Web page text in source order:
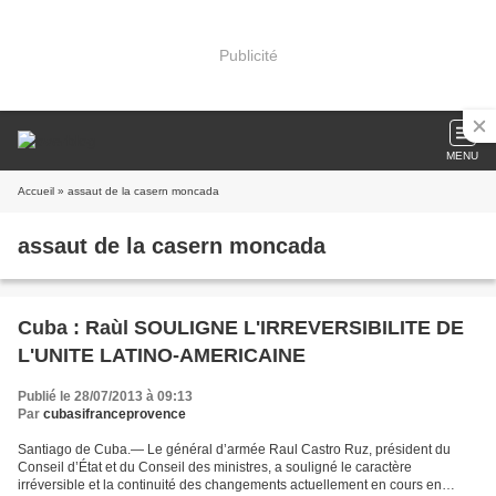
Publicité
MENU
Accueil » assaut de la casern moncada
assaut de la casern moncada
Cuba : Raùl SOULIGNE L'IRREVERSIBILITE DE
L'UNITE LATINO-AMERICAINE
Publié le 28/07/2013 à 09:13
Par cubasifranceprovence
Santiago de Cuba.— Le général d’armée Raul Castro Ruz, président du
Conseil d’État et du Conseil des ministres, a souligné le caractère
irréversible et la continuité des changements actuellement en cours en